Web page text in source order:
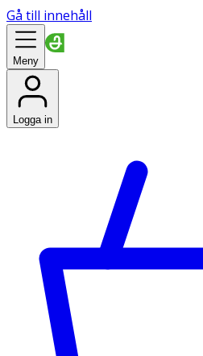
Gå till innehåll
Meny
Logga in